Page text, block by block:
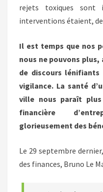
rejets toxiques sont
interventions étaient,
Il est temps que nos
nous ne pouvons
de discours
vigilance. La santé
ville nous paraît
financière
glorieusement des
Le 29 septembre
des finances, Bruno Le